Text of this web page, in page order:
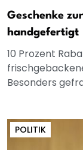
Geschenke
handgefertigt
10 Prozent
Besonders
POLITIK